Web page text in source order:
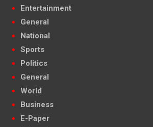
Entertainment
General
National
Sports
Politics
General
World
Business
E-Paper